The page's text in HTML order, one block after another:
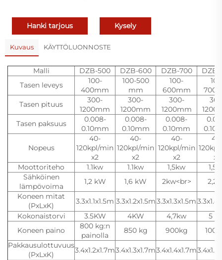
Hanki tarjous Kysely
Kuvaus KÄYTTÖLUONNOSTE
Malli DZB-500 DZB-600 DZB-700
DZB-
Tasen leveys
100-
400mm
100-500
mm
100-
600mm
Tasen pituus
300-
1200mm
300-
1200mm
300-
1200mm
Tasen paksuus
0.008-
0.10mm
0.008-
0.10mm
0.008-
0.10mm
Nopeus
40-
120kpl/min
x2
40-
120kpl/min
x2
40-
120kpl/min
x2
x2
Moottoriteho
1.1kw 1.1kw 1,5kw
Sähköinen
lämpövoima
1,2 kW 1,6 kW 2kw<br>
Koneen mitat
(PxLxK)
3.3x1.1x1.5m 3.3x1.2x1.5m3.3x1.3x1.5m
Kokonaistorvi
3.5KW 4KW 4,7kw
5
Koneen paino
800 kg:n
painolla
850 kg 900kg
Pakkausulottuvuus
(PxLxK)
3.4x1.2x1.7m3.4x1.3x1.7m3.4x1.4x1.7m